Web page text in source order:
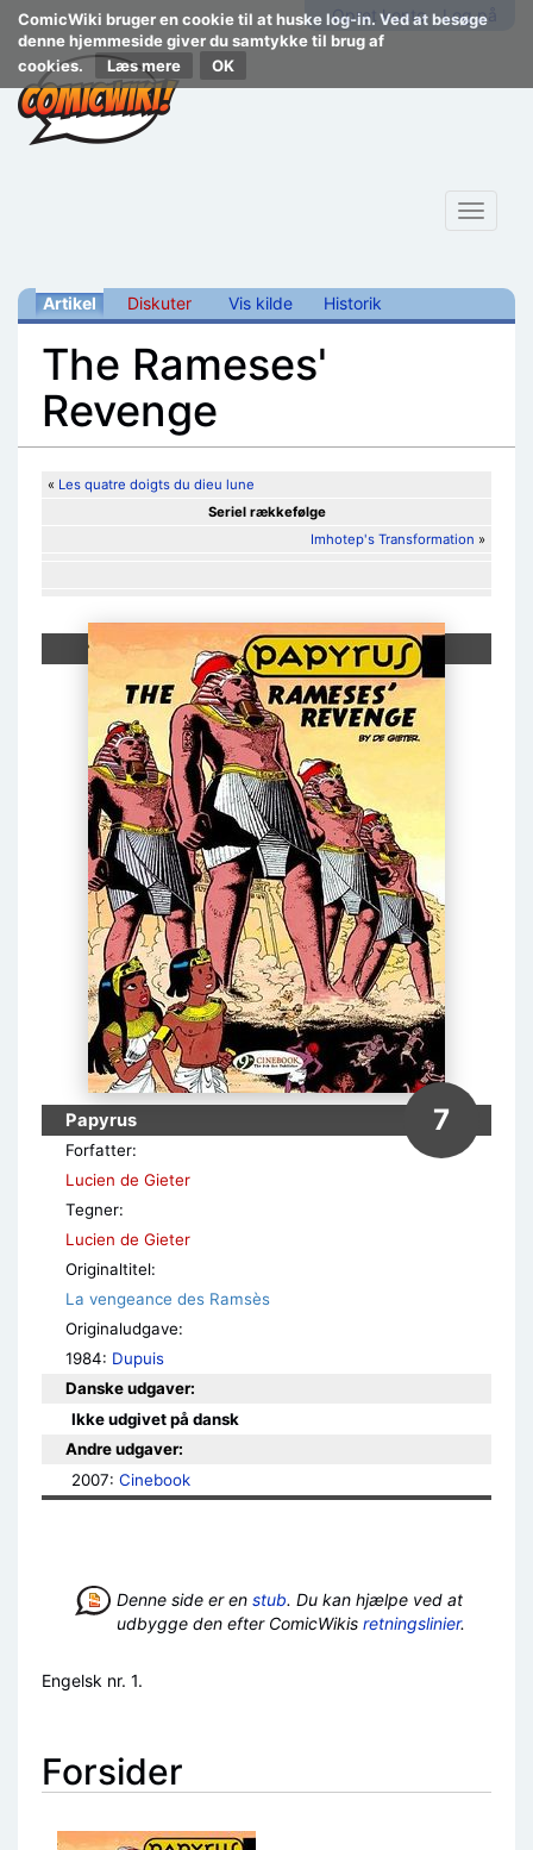
ComicWiki bruger en cookie til at huske log-in. Ved at besøge
denne hjemmeside giver du samtykke til brug af
cookies.
Læs mere
Opret konto Log på
Toggle
Artikel Diskuter Vis kilde Historik
The Rameses'
Revenge
« Les quatre doigts du dieu lune
Seriel rækkefølge
Imhotep's Transformation »
Papyrus 7
Forfatter:
Lucien de Gieter
Tegner:
Lucien de Gieter
Originaltitel:
La vengeance des Ramsès
Originaludgave:
1984: Dupuis
Danske udgaver:
Ikke udgivet på dansk
Andre udgaver:
2007: Cinebook
Denne side er en stub. Du kan hjælpe ved at
udbygge den efter ComicWikis retningslinier.
Engelsk nr. 1.
Forsider